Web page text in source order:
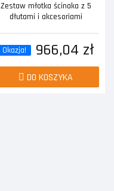
Zestaw młotka ścinaka z 5
dłutami i akcesoriami
Okazja! 966,04 zł
DO KOSZYKA